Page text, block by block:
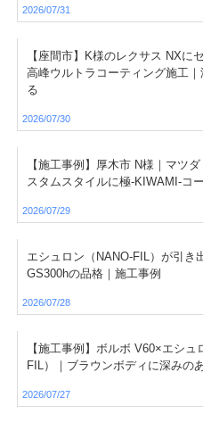
2026/07/31
【座間市】K様のレクサス NXに
高峰ウルトラコーティング施工
る
2026/07/30
【施工事例】厚木市 N様｜マツ
スタムスタイルに極-KIWAMI-コ
2026/07/29
エシュロン（NANO-FIL）が引き
GS300hの品格｜施工事例
2026/07/28
【施工事例】ボルボ V60×エシュ
FIL）｜ブラウンボディに深みの
2026/07/27